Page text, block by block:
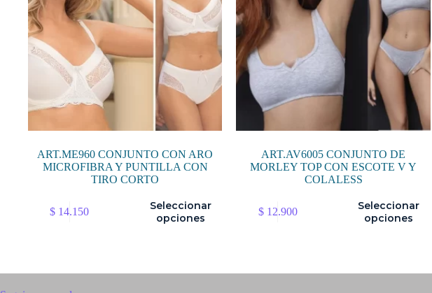
ART.ME960 CONJUNTO CON ARO
MICROFIBRA Y PUNTILLA CON
TIRO CORTO
$ 14.150
Seleccionar
opciones
producto
opciones
se
ART.AV6005 CONJUNTO DE
MORLEY TOP CON ESCOTE V Y
COLALESS
$12.900
Seleccionar
opciones
producto
opciones